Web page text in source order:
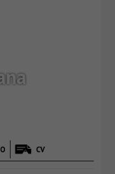
CV